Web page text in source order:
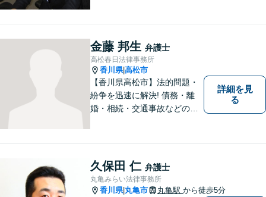
金藤 邦生 弁護士
高松春日法律事務所
香川県|高松市
【香川県高松市】法的問題・
紛争を迅速に解決! 債務・離
婚・相続・交通事故などの問
詳細を見
る
久保田 仁 弁護士
丸亀みらい法律事務所
香川県| 丸亀市 丸亀駅 から徒歩5分